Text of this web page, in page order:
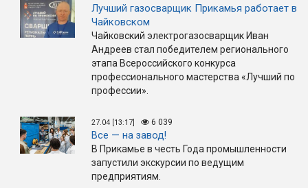
Лучший газосварщик Прикамья работает в
Чайковском
Чайковский электрогазосварщик Иван
Андреев стал победителем регионального
этапа Всероссийского конкурса
профессионального мастерства «Лучший по
профессии».
27.04 [13:17] 6 039
Все — на завод!
В Прикамье в честь Года промышленности
запустили экскурсии по ведущим
предприятиям.